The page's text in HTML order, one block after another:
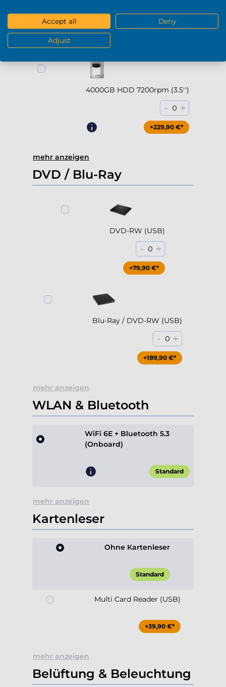
- 0
4000GB HDD 7200rpm (3.5'')
- 0 +
+229,90 €*
mehr anzeigen
DVD / Blu-Ray
DVD-RW (USB)
- 0 +
+79,90 €*
Blu-Ray / DVD-RW (USB)
- 0 +
+189,90 €*
mehr anzeigen
WLAN & Bluetooth
WiFi 6E + Bluetooth 5.3
(Onboard)
Standard
mehr anzeigen
Kartenleser
Ohne Kartenleser
Standard
Multi Card Reader (USB)
+39,90 €*
mehr anzeigen
Belüftung & Beleuchtung
Accept all Deny
Adjust